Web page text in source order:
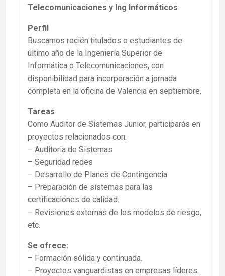
Telecomunicaciones y Ing Informáticos
Perfil
Buscamos recién titulados o estudiantes de
último año de la Ingeniería Superior de
Informática o Telecomunicaciones, con
disponibilidad para incorporación a jornada
completa en la oficina de Valencia en septiembre.
Tareas
Como Auditor de Sistemas Junior, participarás en
proyectos relacionados con:
– Auditoria de Sistemas
– Seguridad redes
– Desarrollo de Planes de Contingencia
– Preparación de sistemas para las
certificaciones de calidad.
– Revisiones externas de los modelos de riesgo,
etc.
Se ofrece:
– Formación sólida y continuada.
– Proyectos vanguardistas en empresas líderes.